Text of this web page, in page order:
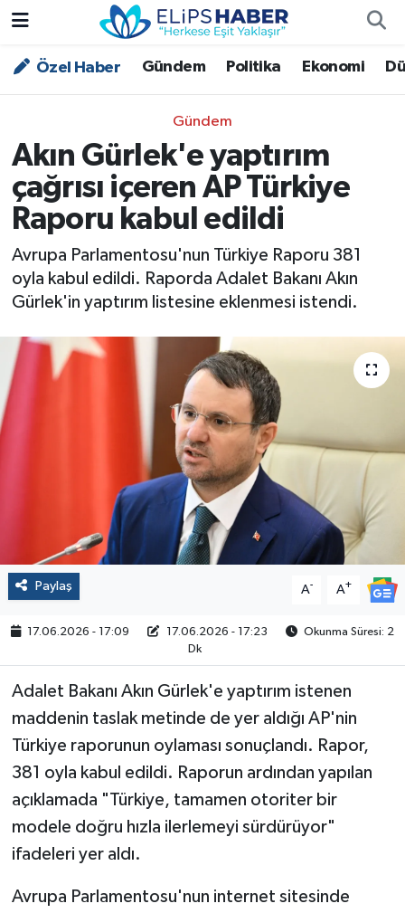
Özel Haber Gündem Politika Ekonomi
Gündem
Akın Gürlek'e yaptırım
çağrısı içeren AP Türkiye
Raporu kabul edildi
Avrupa Parlamentosu'nun Türkiye Raporu 381
oyla kabul edildi. Raporda Adalet Bakanı Akın
Gürlek'in yaptırım listesine eklenmesi istendi.
Paylaş A- A+
17.06.2026 - 17:09 17.06.2026 - 17:23
Okunma Süresi: 2
Dk
Adalet Bakanı Akın Gürlek'e yaptırım istenen
maddenin taslak metinde de yer aldığı AP'nin
Türkiye raporunun oylaması sonuçlandı. Rapor,
381 oyla kabul edildi. Raporun ardından yapılan
açıklamada "Türkiye, tamamen otoriter bir
modele doğru hızla ilerlemeyi sürdürüyor"
ifadeleri yer aldı.
Avrupa Parlamentosu'nun internet sitesinde
Özel Haber
Asayiş
Bilim - Teknoloji
Çevre - İklim
Dünya
Kültür - Sanat
Yaşam
Çalışma Hayatı
Kadın
Yurt
Nöbetçi Eczaneler
Trafik Durumu
Süper Lig Puan Durumu ve Fikstür
Tüm Manşetler
Son Dakika Haberleri